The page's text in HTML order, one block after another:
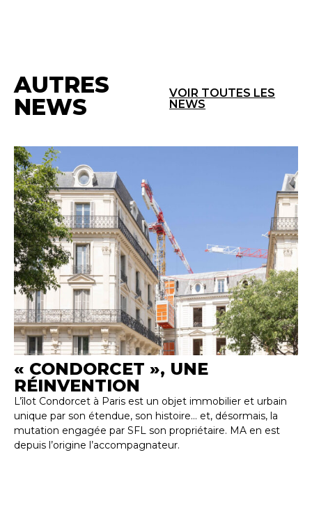
AUTRES
NEWS
VOIR TOUTES LES
NEWS
« CONDORCET », UNE
RÉINVENTION
L’îlot Condorcet à Paris est un objet immobilier et urbain
unique par son étendue, son histoire… et, désormais, la
mutation engagée par SFL son propriétaire. MA en est
depuis l’origine l’accompagnateur.